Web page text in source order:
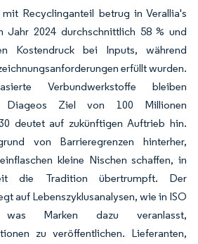
Recyclinganteil betrug in Verallia's
Jahr 2024 durchschnittlich 58 % und
Kostendruck bei Inputs, während
erfüllt wurden.
Verbundwerkstoffe bleiben
Diageos Ziel von 100 Millionen
deutet auf zukünftigen Auftrieb hin.
von Barrieregrenzen hinterher,
kleine Nischen schaffen, in
die Tradition übertrumpft. Der
auf Lebenszyklusanalysen, wie in ISO
Marken dazu veranlasst,
zu veröffentlichen. Lieferanten,